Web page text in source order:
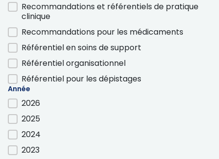
Recommandations et référentiels de pratique
clinique
Recommandations pour les médicaments
Référentiel en soins de support
Référentiel organisationnel
Référentiel pour les dépistages
Année
Année2026
2025
2024
2023